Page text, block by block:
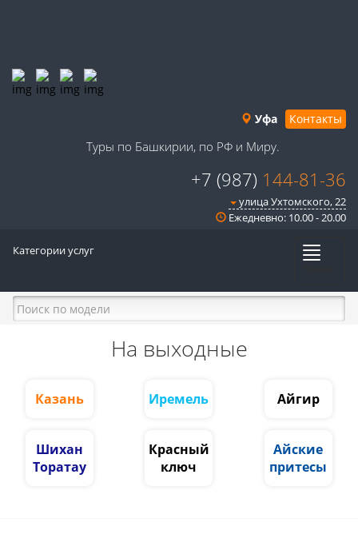
Уфа Контакты
Туры по Башкирии, по РФ и Миру.
+7 (987) 144-81-36
улица Ухтомского, 22
Ежедневно: 10.00 - 20.00
Категории услуг
На выходные
Казань Иремель Айгир
Шихан
Торатау
Красный
ключ
Айские
притесы